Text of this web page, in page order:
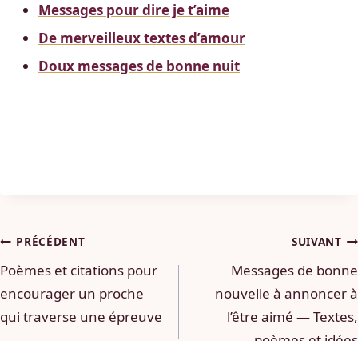
Messages pour dire je t’aime
De merveilleux textes d’amour
Doux messages de bonne nuit
Navigation
de
l’article
PRÉCÉDENT
Poèmes et citations pour
encourager un proche
qui traverse une épreuve
SUIVANT
Messages de bonne
nouvelle à annoncer à
l’être aimé — Textes,